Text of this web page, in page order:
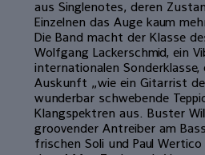
aus Singlenotes, deren
Einzelnen das Auge kaum
Die Band macht der Klasse
Wolfgang Lackerschmid, ein
internationalen Sonderklasse,
Auskunft „wie ein Gitarrist
wunderbar schwebende
Klangspektren aus. Buster
groovender Antreiber am
frischen Soli und Paul